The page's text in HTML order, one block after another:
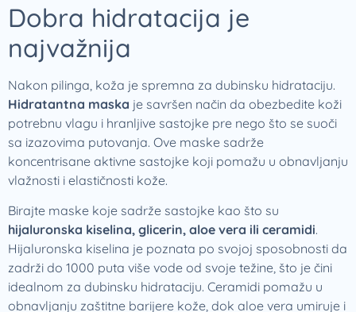
Dobra hidratacija je
najvažnija
Nakon pilinga, koža je spremna za dubinsku hidrataciju.
Hidratantna maska je savršen način da obezbedite koži
potrebnu vlagu i hranljive sastojke pre nego što se suoči
sa izazovima putovanja. Ove maske sadrže
koncentrisane aktivne sastojke koji pomažu u obnavljanju
vlažnosti i elastičnosti kože.
Birajte maske koje sadrže sastojke kao što su
hijaluronska kiselina, glicerin, aloe vera ili ceramidi.
Hijaluronska kiselina je poznata po svojoj sposobnosti da
zadrži do 1000 puta više vode od svoje težine, što je čini
idealnom za dubinsku hidrataciju. Ceramidi pomažu u
obnavljanju zaštitne barijere kože, dok aloe vera umiruje i